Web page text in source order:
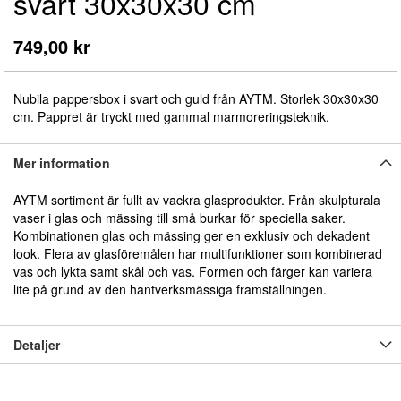
749,00 kr
Nubila pappersbox i svart och guld från AYTM. Storlek 30x30x30
cm. Pappret är tryckt med gammal marmoreringsteknik.
av
bildgalleriet
Mer information
AYTM sortiment är fullt av vackra glasprodukter. Från skulpturala
vaser i glas och mässing till små burkar för speciella saker.
Kombinationen glas och mässing ger en exklusiv och dekadent
look. Flera av glasföremålen har multifunktioner som kombinerad
vas och lykta samt skål och vas. Formen och färger kan variera
lite på grund av den hantverksmässiga framställningen.
Detaljer